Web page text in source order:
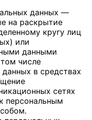
данных —
на раскрытие
кругу лиц
или
данными
числе
в средствах
сетях
персональным